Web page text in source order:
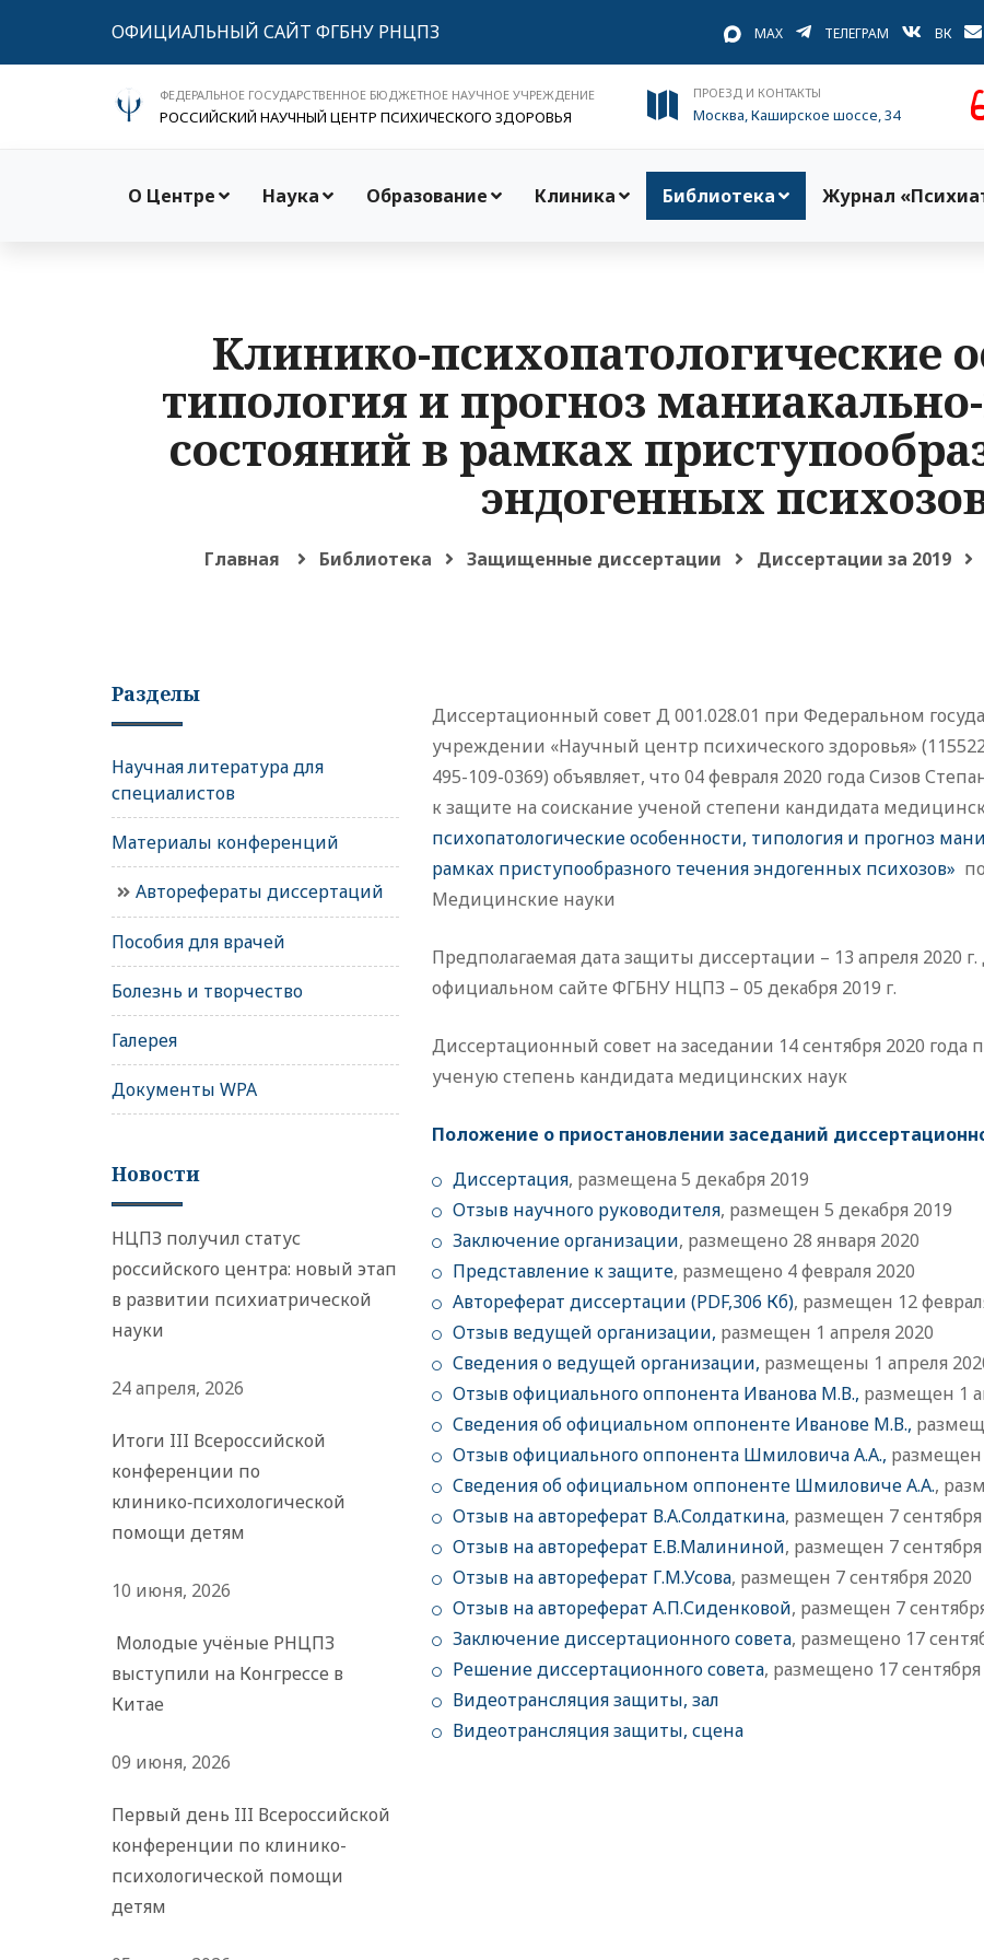
ОФИЦИАЛЬНЫЙ САЙТ ФГБНУ РНЦПЗ MAX ТЕЛЕГРАМ ВК
ФЕДЕРАЛЬНОЕ ГОСУДАРСТВЕННОЕ БЮДЖЕТНОЕ НАУЧНОЕ УЧРЕЖДЕНИЕ
РОССИЙСКИЙ НАУЧНЫЙ ЦЕНТР ПСИХИЧЕСКОГО ЗДОРОВЬЯ
ПРОЕЗД И КОНТАКТЫ
Москва, Каширское шоссе, 34
О Центре Наука Образование Клиника Библиотека Журнал
Клинико-психопатологические
типология и прогноз
состояний в рамках
эндогенных
Главная Библиотека Защищенные диссертации Диссертации за 2019
Диссертационный совет Д 001.028.01 при Федеральном
учреждении «Научный центр психического здоровья»
495-109-0369) объявляет, что 04 февраля 2020 года Сизов
к защите на соискание ученой степени кандидата
психопатологические особенности, типология и прогноз
рамках приступообразного течения эндогенных психозов»
Медицинские науки
Предполагаемая дата защиты диссертации – 13 апреля 2020
официальном сайте ФГБНУ НЦПЗ – 05 декабря 2019 г.
Диссертационный совет на заседании 14 сентября 2020
ученую степень кандидата медицинских наук
Положение о приостановлении заседаний
Диссертация, размещена 5 декабря 2019
Отзыв научного руководителя, размещен 5 декабря 2019
Заключение организации, размещено 28 января 2020
Представление к защите, размещено 4 февраля 2020
Автореферат диссертации (PDF,306 Кб), размещен 12
Отзыв ведущей организации, размещен 1 апреля 2020
Сведения о ведущей организации, размещены 1 апреля
Отзыв официального оппонента Иванова М.В., размещен 1
Сведения об официальном оппоненте Иванове М.В.,
Отзыв официального оппонента Шмиловича А.А., размещен
Сведения об официальном оппоненте Шмиловиче А.А.,
Отзыв на автореферат В.А.Солдаткина, размещен 7 сентября
Отзыв на автореферат Е.В.Малининой, размещен 7 сентября
Отзыв на автореферат Г.М.Усова, размещен 7 сентября 2020
Отзыв на автореферат А.П.Сиденковой, размещен 7
Заключение диссертационного совета, размещено 17
Решение диссертационного совета, размещено 17 сентября
Видеотрансляция защиты, зал
Видеотрансляция защиты, сцена
Разделы
Научная литература для
специалистов
Материалы конференций
Авторефераты диссертаций
Пособия для врачей
Болезнь и творчество
Галерея
Документы WPA
Новости
НЦПЗ получил статус
российского центра: новый этап
в развитии психиатрической
науки
24 апреля, 2026
Итоги III Всероссийской
конференции по
клинико‑психологической
помощи детям
10 июня, 2026
Молодые учёные РНЦПЗ
выступили на Конгрессе в
Китае
09 июня, 2026
Первый день III Всероссийской
конференции по клинико-
психологической помощи
детям